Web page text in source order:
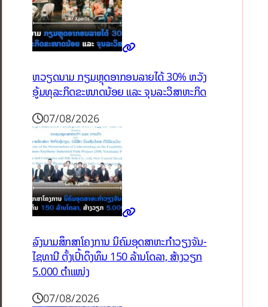
ຫວຽດນາມ ກຽມຫຼຸດອາກອນລາຍໄດ້ 30% ຫວັງ
ອູ້ມທຸລະກິດຂະໜາດນ້ອຍ ແລະ ຈຸນລະວິສາຫະກິດ
07/08/2026
ລົງນາມສຶກສາໂຄງການ ນິຄົມອຸດສາຫະກຳວຽງຈັນ-
ໄຊທານີ ຕັ້ງເປົ້າດຶງທຶນ 150 ລ້ານໂດລາ, ສ້າງວຽກ
5.000 ຕຳແໜ່ງ
07/08/2026